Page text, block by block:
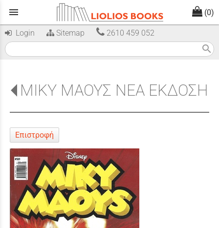
menu (0)
Login Sitemap 2610 459 052
search
ΜΙΚΥ ΜΑΟΥΣ ΝΕΑ ΕΚΔΟΣΗ
Επιστροφή